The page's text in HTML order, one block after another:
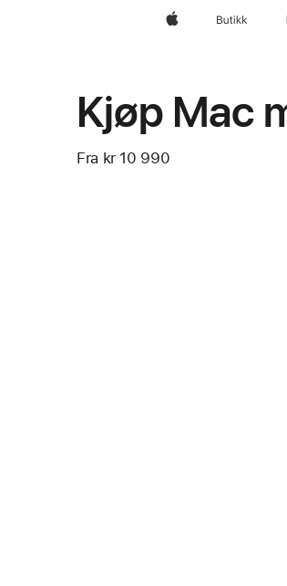
AppleButikk
Kjøp Mac
Fra kr 10 990